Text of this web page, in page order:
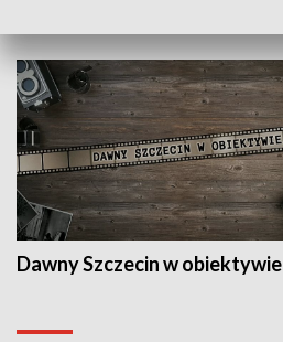
Dawny Szczecin w obiektywie